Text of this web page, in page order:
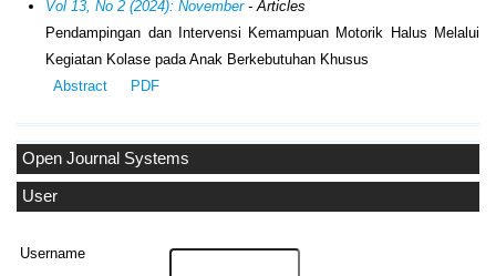
Open Journal Systems
User
Username
Vol 13, No 2 (2024): November- Articles
Pendampingan dan Intervensi Kemampuan Motorik Halus Melalui
Kegiatan Kolase pada Anak Berkebutuhan Khusus
Abstract
PDF